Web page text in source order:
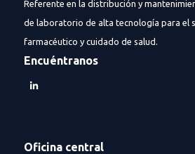
Referente en la distribución y
de laboratorio de alta tecnología para el
farmacéutico y cuidado de salud.
Encuéntranos
Oficina central